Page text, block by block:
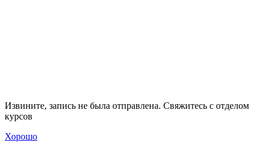
Извините, запись не была отправлена. Свяжитесь с отделом
курсов
Хорошо